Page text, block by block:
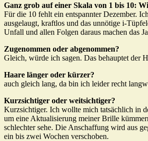
Ganz grob auf einer Skala von 1 bis 10:
Für die 10 fehlt ein entspannter Dezember.
ausgelaugt, kraftlos und das unnötige i-
Unfall und allen Folgen daraus machen das
Zugenommen oder abgenommen?
Gleich, würde ich sagen. Das behauptet der
Haare länger oder kürzer?
auch gleich lang, da bin ich leider recht
Kurzsichtiger oder weitsichtiger?
Kurzsichtiger. Ich wollte mich tatsächlich in
um eine Aktualisierung meiner Brille
schlechter sehe. Die Anschaffung wird aus
ein bis zwei Wochen verschoben.